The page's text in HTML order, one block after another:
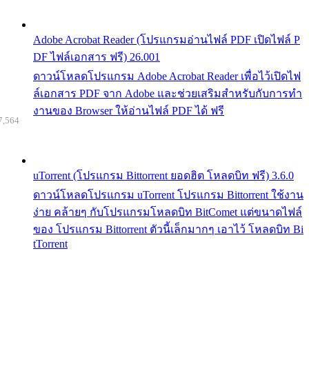
Adobe Acrobat Reader (โปรแกรมอ่านไฟล์ PDF เปิดไฟล์ P
DF ไฟล์เอกสาร ฟรี) 26.001
ดาวน์โหลดโปรแกรม Adobe Acrobat Reader เพื่อไว้เปิดไฟ
ล์เอกสาร PDF จาก Adobe และช่วยเสริมสำหรับกับการทำ
งานของ Browser ให้อ่านไฟล์ PDF ได้ ฟรี
uTorrent (โปรแกรม Bittorrent ยอดฮิต โหลดบิท ฟรี) 3.6.0
ดาวน์โหลดโปรแกรม uTorrent โปรแกรม Bittorrent ใช้งาน
ง่าย คล้ายๆ กับโปรแกรมโหลดบิท BitComet แต่ขนาดไฟล์
ของ โปรแกรม Bittorrent ตัวนี้เล็กมากๆ เอาไว้ โหลดบิท Bi
tTorrent